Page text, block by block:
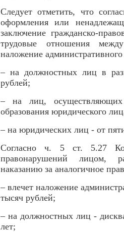
Следует отметить, что
оформления или
заключение гражданско-
трудовые отношения
наложение
– на должностных лиц в
рублей;
– на лиц, осуществляющих
образования юридического
– на юридических лиц - от
Согласно ч. 5 ст. 5.27
правонарушений лицом,
наказанию за аналогичное
– влечет наложение
тысяч рублей;
– на должностных лиц -
лет;